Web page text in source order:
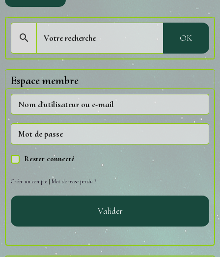
OK
Espace membre
Rester connecté
Créer un compte | Mot de passe perdu ?
Valider